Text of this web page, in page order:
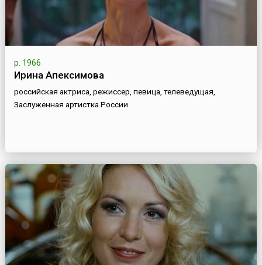
р. 1966
Ирина Апексимова
российская актриса, режиссер, певица, телеведущая,
Заслуженная артистка России